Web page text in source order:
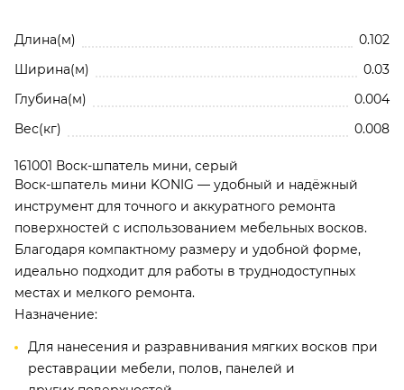
Длина(м)
0.102
Ширина(м)
0.03
Глубина(м)
0.004
Вес(кг)
0.008
161001 Воск-шпатель мини, серый
Воск-шпатель мини KONIG — удобный и надёжный
инструмент для точного и аккуратного ремонта
поверхностей с использованием мебельных восков.
Благодаря компактному размеру и удобной форме,
идеально подходит для работы в труднодоступных
местах и мелкого ремонта.
Назначение:
Для нанесения и разравнивания мягких восков при
реставрации мебели, полов, панелей и
Отзывы о 161001 Воск-шпатель мини, серый
Нажимая кнопку, вы соглашаетесь с
конфиденциальности и обработки
персональных данных